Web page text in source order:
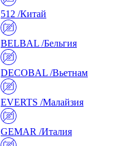
512 /Китай
BELBAL /Бельгия
DECOBAL /Вьетнам
EVERTS /Малайзия
GEMAR /Италия